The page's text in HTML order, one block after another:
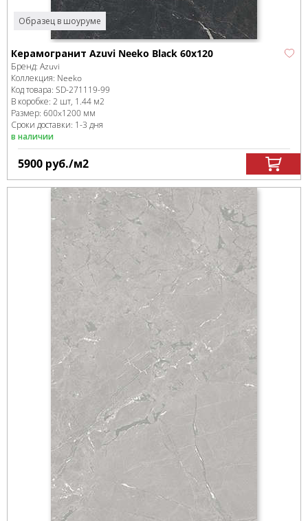
Образец в шоуруме
Керамогранит Azuvi Neeko Black 60x120
Бренд: Azuvi
Коллекция: Neeko
Код товара: SD-271119-99
В коробке: 2 шт, 1.44 м2
Размер: 600x1200 мм
Сроки доставки: 1-3 дня
в наличии
5900 руб./м2